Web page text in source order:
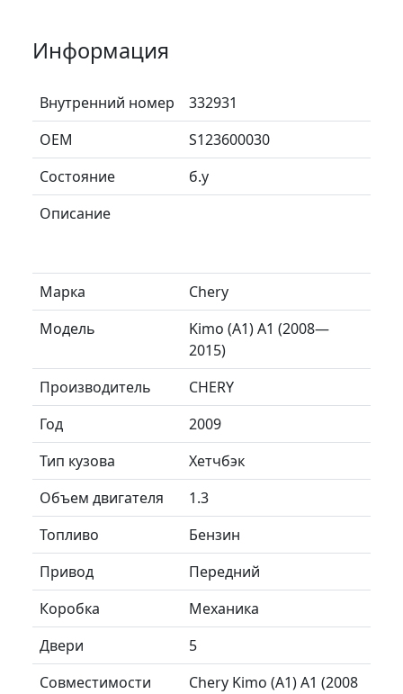
Информация
Внутренний номер
332931
ОЕМ
S123600030
Состояние
б.у
Описание
Марка
Chery
Модель
Kimo (A1) A1 (2008—
2015)
Производитель
CHERY
Год
2009
Тип кузова
Хетчбэк
Объем двигателя
1.3
Топливо
Бензин
Привод
Передний
Коробка
Механика
Двери
5
Совместимости
Chery Kimo (A1) A1 (2008